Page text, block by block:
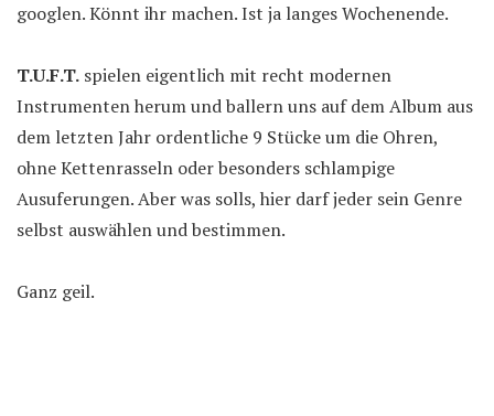
googlen. Könnt ihr machen. Ist ja langes Wochenende.
T.U.F.T. spielen eigentlich mit recht modernen
Instrumenten herum und ballern uns auf dem Album aus
dem letzten Jahr ordentliche 9 Stücke um die Ohren,
ohne Kettenrasseln oder besonders schlampige
Ausuferungen. Aber was solls, hier darf jeder sein Genre
selbst auswählen und bestimmen.
Ganz geil.